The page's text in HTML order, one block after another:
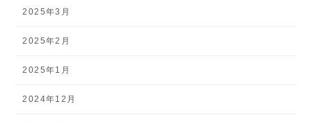
2025年3月
2025年2月
2025年1月
2024年12月